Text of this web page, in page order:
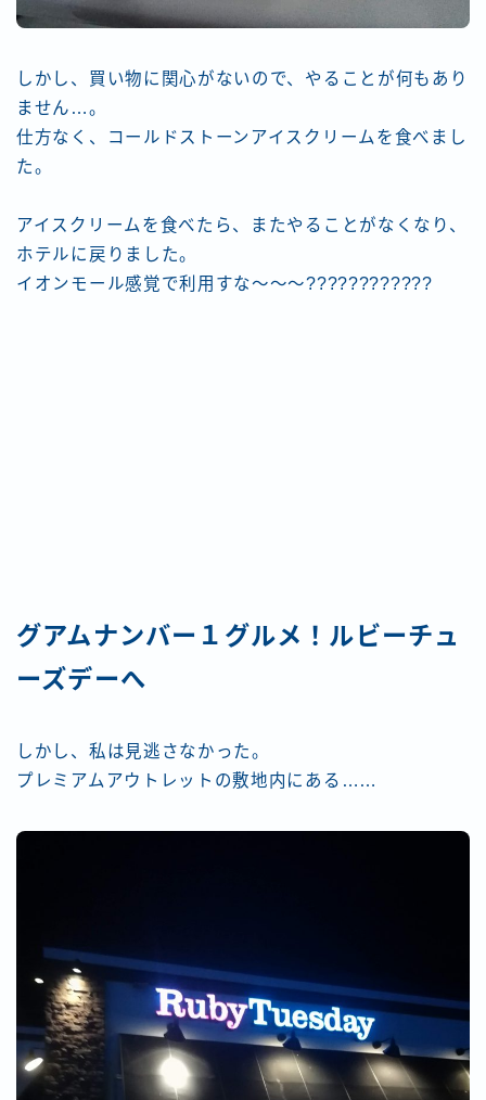
しかし、買い物に関心がないので、やることが何もあり
ません…。
仕方なく、コールドストーンアイスクリームを食べまし
た。
アイスクリームを食べたら、またやることがなくなり、
ホテルに戻りました。
イオンモール感覚で利用すな～～～????????????
グアムナンバー１グルメ！ルビーチュ
ーズデーへ
しかし、私は見逃さなかった。
プレミアムアウトレットの敷地内にある……